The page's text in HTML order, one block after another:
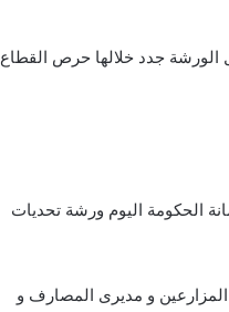
الورشة جدد خلالها حرص القطاع
الحكومة اليوم ورشة تحديات
و مديرى المصارف و